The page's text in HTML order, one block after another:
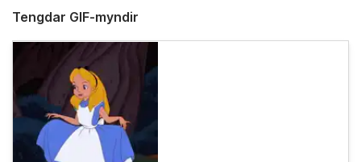
Tengdar GIF-myndir